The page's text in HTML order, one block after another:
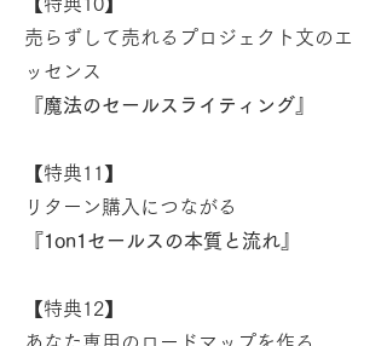
売らずして売れるプロジェクト文のエ
ッセンス
『魔法のセールスライティング』
【特典11】
リターン購入につながる
『1on1セールスの本質と流れ』​
【特典12】